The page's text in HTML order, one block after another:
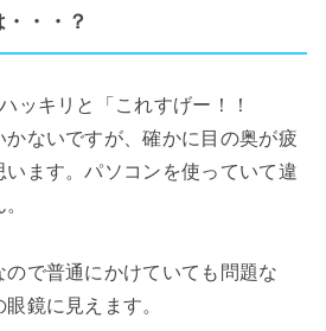
・・？
ッキリと「これすげー！！
かないですが、確かに目の奥が疲
ます。パソコンを使っていて違
で普通にかけていても問題な
鏡に見えます。